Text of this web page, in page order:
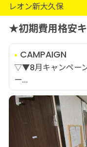
レオン新大久保
★初期費用格安
CAMPAIGN
▽▼8月キャンペー
ー...